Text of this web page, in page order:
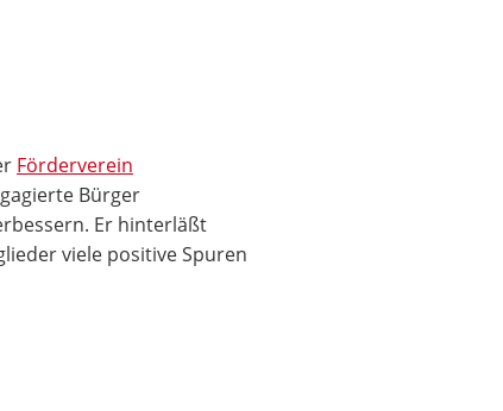
Förderverein
Bürger
Er hinterläßt
viele positive Spuren